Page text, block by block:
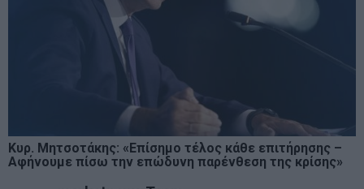
Κυρ. Μητσοτάκης: «Επίσημο τέλος κάθε επιτήρησης –
Αφήνουμε πίσω την επώδυνη παρένθεση της κρίσης»